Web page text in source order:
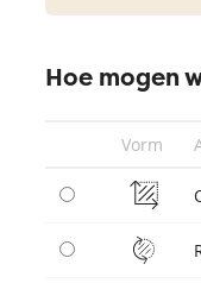
Hoe mogen
Vorm